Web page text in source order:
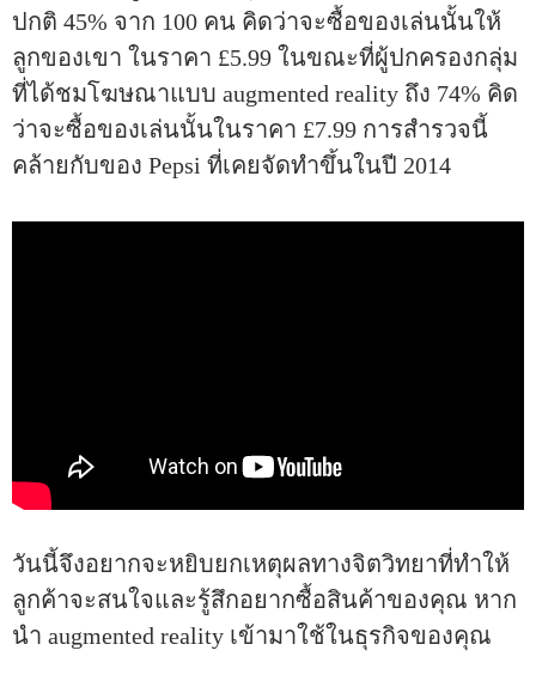
ปกติ 45% จาก 100 คน คิดว่าจะซื้อของเล่นนั้นให้
ลูกของเขา ในราคา £5.99 ในขณะที่ผู้ปกครองกลุ่ม
ที่ได้ชมโฆษณาแบบ augmented reality ถึง 74% คิด
ว่าจะซื้อของเล่นนั้นในราคา £7.99 การสำรวจนี้
คล้ายกับของ Pepsi ที่เคยจัดทำขึ้นในปี 2014
วันนี้จึงอยากจะหยิบยกเหตุผลทางจิตวิทยาที่ทำให้
ลูกค้าจะสนใจและรู้สึกอยากซื้อสินค้าของคุณ หาก
นำ augmented reality เข้ามาใช้ในธุรกิจของคุณ